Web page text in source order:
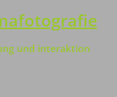
und interaktion